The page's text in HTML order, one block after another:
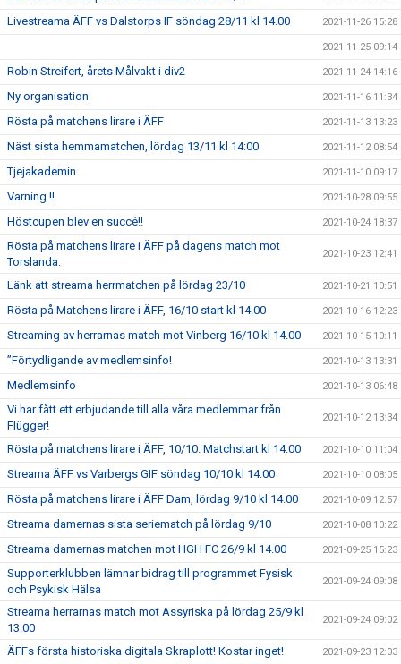
Livestreama ÄFF vs Dalstorps IF söndag 28/11 kl 14.00 2021-11-26 15:28
2021-11-25 09:14
Robin Streifert, årets Målvakt i div2 2021-11-24 14:16
Ny organisation 2021-11-16 11:34
Rösta på matchens lirare i ÄFF 2021-11-13 13:23
Näst sista hemmamatchen, lördag 13/11 kl 14:00 2021-11-12 08:54
Tjejakademin 2021-11-10 09:17
Varning !! 2021-10-28 09:55
Höstcupen blev en succé!! 2021-10-24 18:37
Rösta på matchens lirare i ÄFF på dagens match mot
Torslanda.
2021-10-23 12:41
Länk att streama herrmatchen på lördag 23/10 2021-10-21 10:51
Rösta på Matchens lirare i ÄFF, 16/10 start kl 14.00 2021-10-16 12:23
Streaming av herrarnas match mot Vinberg 16/10 kl 14.00 2021-10-15 10:11
”Förtydligande av medlemsinfo! 2021-10-13 13:31
Medlemsinfo 2021-10-13 06:48
Vi har fått ett erbjudande till alla våra medlemmar från
Flügger!
2021-10-12 13:34
Rösta på matchens lirare i ÄFF, 10/10. Matchstart kl 14.00 2021-10-10 11:04
Streama ÄFF vs Varbergs GIF söndag 10/10 kl 14:00 2021-10-10 08:05
Rösta på matchens lirare i ÄFF Dam, lördag 9/10 kl 14.00 2021-10-09 12:57
Streama damernas sista seriematch på lördag 9/10 2021-10-08 10:22
Streama damernas matchen mot HGH FC 26/9 kl 14.00 2021-09-25 15:23
Supporterklubben lämnar bidrag till programmet Fysisk
och Psykisk Hälsa
2021-09-24 09:08
Streama herrarnas match mot Assyriska på lördag 25/9 kl
13.00
2021-09-24 09:02
ÄFFs första historiska digitala Skraplott! Kostar inget! 2021-09-23 12:03